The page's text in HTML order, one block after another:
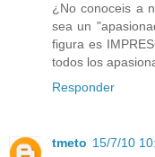
¿No conoceis a
sea un
figura es
todos los
Responder
tmeto 15/7/10